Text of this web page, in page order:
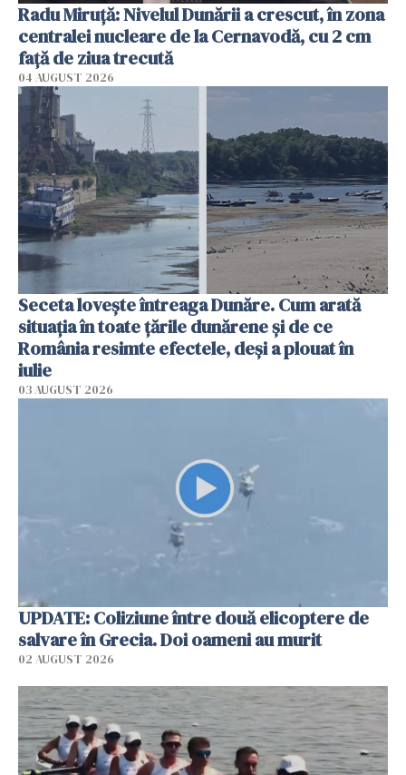
Radu Miruţă: Nivelul Dunării a crescut, în zona
centralei nucleare de la Cernavodă, cu 2 cm
faţă de ziua trecută
04 AUGUST 2026
Seceta lovește întreaga Dunăre. Cum arată
situația în toate țările dunărene și de ce
România resimte efectele, deși a plouat în
iulie
03 AUGUST 2026
UPDATE: Coliziune între două elicoptere de
salvare în Grecia. Doi oameni au murit
02 AUGUST 2026